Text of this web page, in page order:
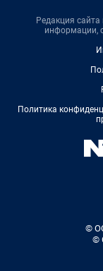
Редакция сайта
информации,
Политика
©
©